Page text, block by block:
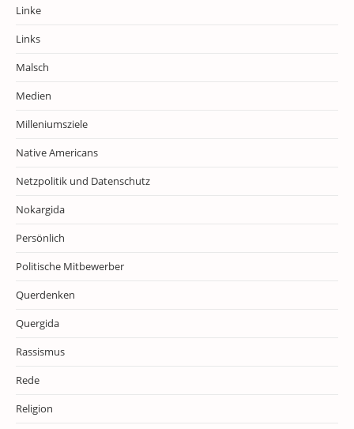
Linke
Links
Malsch
Medien
Milleniumsziele
Native Americans
Netzpolitik und Datenschutz
Nokargida
Persönlich
Politische Mitbewerber
Querdenken
Quergida
Rassismus
Rede
Religion